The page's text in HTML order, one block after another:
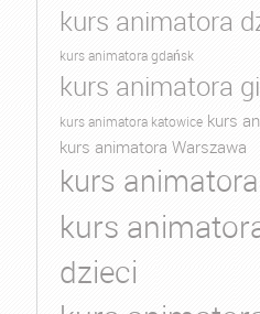
kurs animatora
kurs animatora gdańsk
kurs animatora
kurs animatora katowice kurs
kurs animatora Warszawa
kurs
kurs
dzieci